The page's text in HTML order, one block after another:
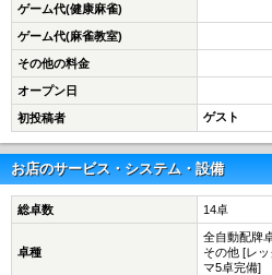
ゲーム代(健康麻雀)
ゲーム代(麻雀教室)
その他の料金
オープン日
初投稿者 ゲスト
お店のサービス・システム・設備
総卓数 14卓
卓種
全自動配牌
その他 [レ
マ5卓完備]